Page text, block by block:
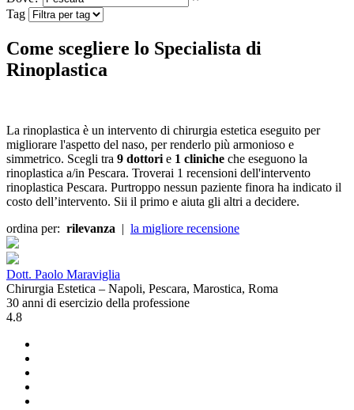
Tag
Come scegliere lo Specialista di
Rinoplastica
La rinoplastica è un intervento di chirurgia estetica eseguito per
migliorare l'aspetto del naso, per renderlo più armonioso e
simmetrico. Scegli tra 9 dottori e 1 cliniche che eseguono la
rinoplastica a/in Pescara. Troverai 1 recensioni dell'intervento
rinoplastica Pescara. Purtroppo nessun paziente finora ha indicato il
costo dell’intervento. Sii il primo e aiuta gli altri a decidere.
ordina per: rilevanza | la migliore recensione
Dott. Paolo Maraviglia
Chirurgia Estetica – Napoli, Pescara, Marostica, Roma
30 anni di esercizio della professione
4.8